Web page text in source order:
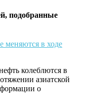
подобранные
меняются в ходе
колеблются в
азиатской
о